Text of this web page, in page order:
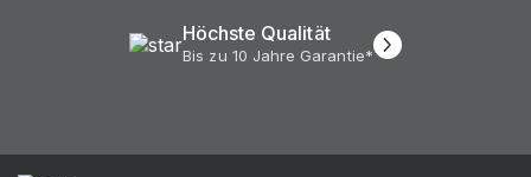
Höchste Qualität
Bis zu 10 Jahre Garantie*